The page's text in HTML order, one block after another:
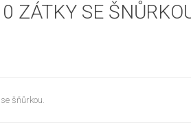
ZÁTKY SE
šňůrkou.